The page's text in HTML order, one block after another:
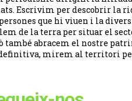
Escrivim per descobrir la
que hi viuen i la
de la terra per situar el
també abracem el nostre
mirem al territori